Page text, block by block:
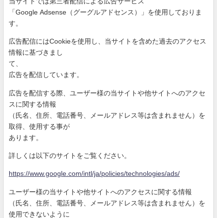
「Google Adsense（グーグルアドセンス）」を使用しておりま
す。
広告配信にはCookieを使用し、当サイトを含めた過去のアク セス
情報に基づきまし
て、
広告を配信しています。
広告を配信する際、ユーザー様の当サイトや他サイトへのアクセ
ス に関する情報
（氏名、住所、電話番号、メールアドレス等は含まれません）を
取得、使用する事が
あります。
詳しくは以下のサイトをご覧ください。
https://www.google.com/intl/ja/policies/technologies/ads/
ユーザー様の当サイトや他サイトへのアクセスに関する情報
（氏名、住所、電話番号、メールアドレス等は含まれません）を
使 用できないように